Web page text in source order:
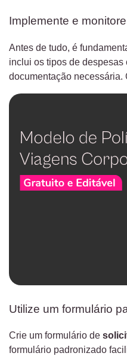
Implemente e
Antes de tudo, é
inclui os tipos de
documentação necessária.
Utilize um formulário
Crie um formulário de
formulário padronizado